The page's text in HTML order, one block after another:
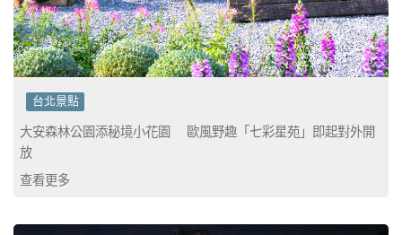
台北景點
大安森林公園添秘境小花園 歐風野趣「七彩星苑」即起對外開
放
查看更多